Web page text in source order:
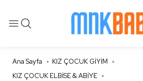
Ana Sayfa
KIZ ÇOCUK GİYİM
KIZ ÇOCUK ELBİSE & ABİYE